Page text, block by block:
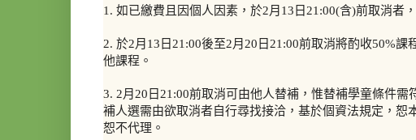
1. 如已繳費且因個人因素，於2月13日21:00(含)前取消者
2. 於2月13日21:00後至2月20日21:00前取消將酌收50%
他課程。
3. 2月20日21:00前取消可由他人替補，惟替補學童條件
補人選需由欲取消者自行尋找接洽，基於個資法規定，
恕不代理。